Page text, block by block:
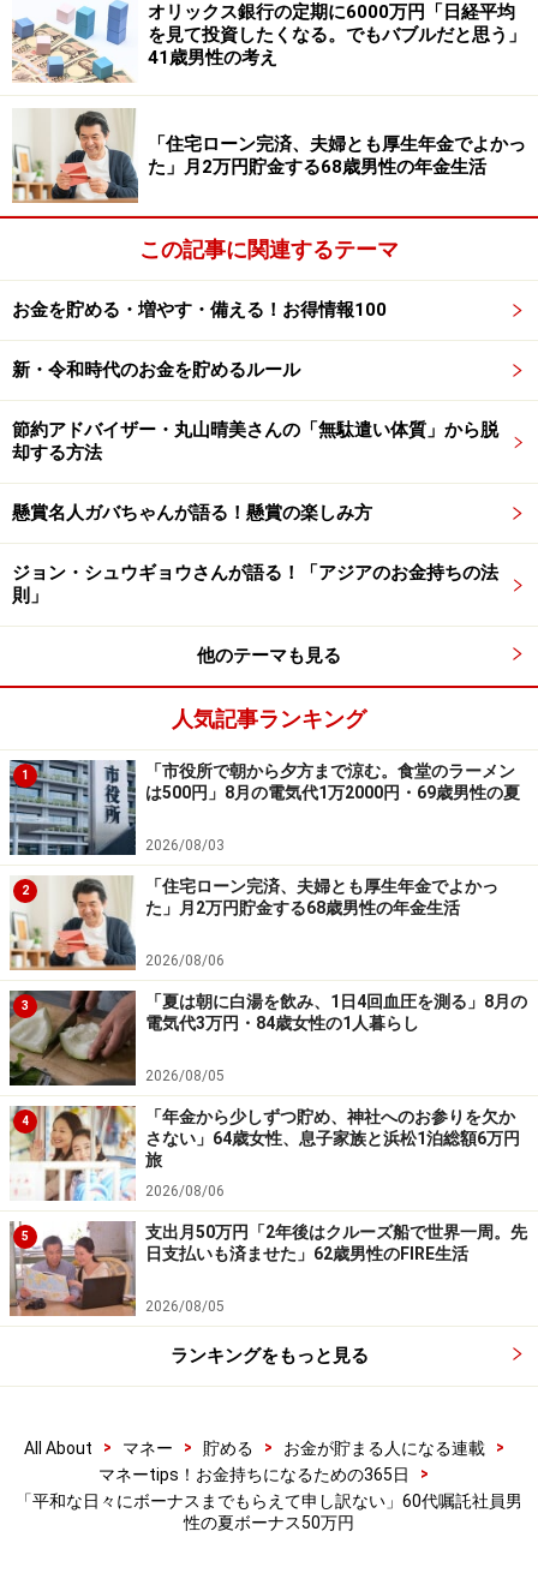
なったと感じます。ガソリンはいろいろと言われ値上が
りは覚悟していましたが、おにぎりの価格上昇には目を
疑うレベル」とのこと。
今回のボーナスは「北海道旅行に充てる予定」だそう
で、具体的には「旅行代金に20万円」を使う予定。「北
海道に行って夕張メロンを食べたいと思っています」と
最後に、「役職を降り、やっと平和な日々が訪れたと思
っています。そんな中、ボーナスをいただけることには
※夏ボーナスに関するエピソードをこちらからぜひお寄
せください。エピソードの採用で3000円分のAmazonギ
ーーーーーーーーーーーーーーーー
※本文カッコ内の回答者コメントは原文に準拠していま
す
※エピソードは投稿者の当時のものです。現在とはサー
ビスや金額などの情報が異なることがございます
※投稿エピソードのため、内容の正確性を保証するもの
ではございません
※記事内容は執筆時点のものです。最新の内容をご確認くださ
い。
本記事の内容は一般的な情報提供を目的としており、特定の金融
商品や投資行動を推奨するものではありません。
投資や資産運用に関する最終的なご判断はご自身の責任において
行ってください。
掲載情報の正確性・完全性については十分に配慮しております
が、その内容を保証するものではなく、これに基づく損失・損害
などについて当社は一切の責任を負いません。
最新の情報や詳細については、必ず各金融機関やサービス提供者
の公式情報をご確認ください。
【編集部からのお知らせ】
・「家計」について、アンケート（2026/8/31まで）を実施
中です！
※抽選で20名にAmazonギフト券1000円分プレゼント
※謝礼付きの限定アンケートやモニター企画に参加が可能に
なります
オリックス銀行の定期に6000万円「日経平均
を見て投資したくなる。でもバブルだと思う」
41歳男性の考え
「住宅ローン完済、夫婦とも厚生年金でよかっ
た」月2万円貯金する68歳男性の年金生活
この記事に関連するテーマ
お金を貯める・増やす・備える！お得情報100
新・令和時代のお金を貯めるルール
節約アドバイザー・丸山晴美さんの「無駄遣い体質」から脱
却する方法
懸賞名人ガバちゃんが語る！懸賞の楽しみ方
ジョン・シュウギョウさんが語る！「アジアのお金持ちの法
則」
他のテーマも見る
人気記事ランキング
1
「市役所で朝から夕方まで涼む。食堂のラーメン
は500円」8月の電気代1万2000円・69歳男性の夏
2026/08/03
2
「住宅ローン完済、夫婦とも厚生年金でよかっ
た」月2万円貯金する68歳男性の年金生活
2026/08/06
3
「夏は朝に白湯を飲み、1日4回血圧を測る」8月の
電気代3万円・84歳女性の1人暮らし
2026/08/05
4
「年金から少しずつ貯め、神社へのお参りを欠か
さない」64歳女性、息子家族と浜松1泊総額6万円
旅
2026/08/06
5
支出月50万円「2年後はクルーズ船で世界一周。先
日支払いも済ませた」62歳男性のFIRE生活
2026/08/05
ランキングをもっと見る
All About > マネー > 貯める > お金が貯まる人になる連載
>
マネーtips！お金持ちになるための365日
>
「平和な日々にボーナスまでもらえて申し訳ない」60代嘱託社員男
性の夏ボーナス50万円